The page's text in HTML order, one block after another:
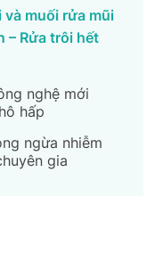
muối rửa mũi
– Rửa trôi hết
nghệ mới
hấp
ngừa nhiễm
gia